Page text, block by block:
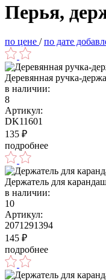
Перья,
по цене /по дате
Деревянная ручка-
в наличии:
8
Артикул:
DK11601
135 ₽
подробнее
Держатель для
в наличии:
10
Артикул:
2071291394
145 ₽
подробнее